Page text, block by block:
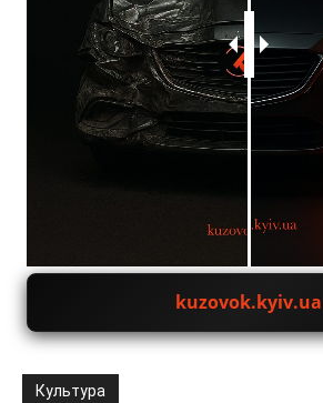
kuzovok.kyiv.ua
Культура